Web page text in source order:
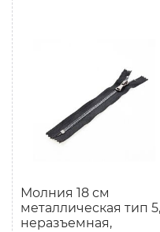
Молния 18 см
мeталлическая тип 5,
неразъемная,